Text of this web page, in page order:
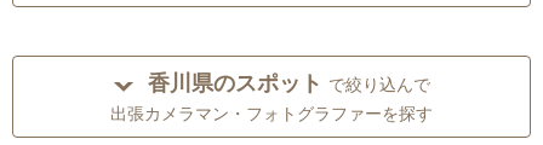
香川県のスポット で絞り込んで
出張カメラマン・フォトグラファーを探す